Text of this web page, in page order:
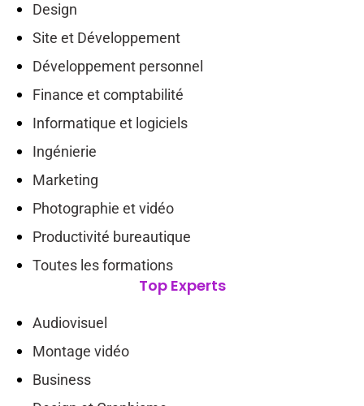
Design
Site et Développement
Développement personnel
Finance et comptabilité
Informatique et logiciels
Ingénierie
Marketing
Photographie et vidéo
Productivité bureautique
Toutes les formations
Top Experts
Audiovisuel
Montage vidéo
Business